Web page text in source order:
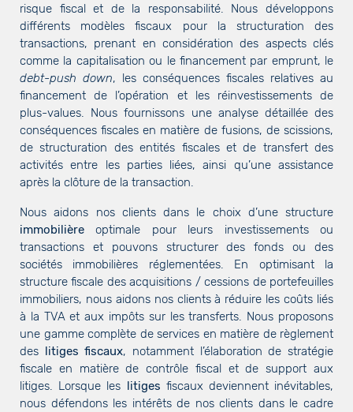
risque fiscal et de la responsabilité. Nous développons
différents modèles fiscaux pour la structuration des
transactions, prenant en considération des aspects clés
comme la capitalisation ou le financement par emprunt, le
debt-push down, les conséquences fiscales relatives au
financement de l’opération et les réinvestissements de
plus-values. Nous fournissons une analyse détaillée des
conséquences fiscales en matière de fusions, de scissions,
de structuration des entités fiscales et de transfert des
activités entre les parties liées, ainsi qu’une assistance
après la clôture de la transaction.
Nous aidons nos clients dans le choix d’une structure
immobilière optimale pour leurs investissements ou
transactions et pouvons structurer des fonds ou des
sociétés immobilières réglementées. En optimisant la
structure fiscale des acquisitions / cessions de portefeuilles
immobiliers, nous aidons nos clients à réduire les coûts liés
à la TVA et aux impôts sur les transferts. Nous proposons
une gamme complète de services en matière de règlement
des litiges fiscaux, notamment l’élaboration de stratégie
fiscale en matière de contrôle fiscal et de support aux
litiges. Lorsque les litiges fiscaux deviennent inévitables,
nous défendons les intérêts de nos clients dans le cadre